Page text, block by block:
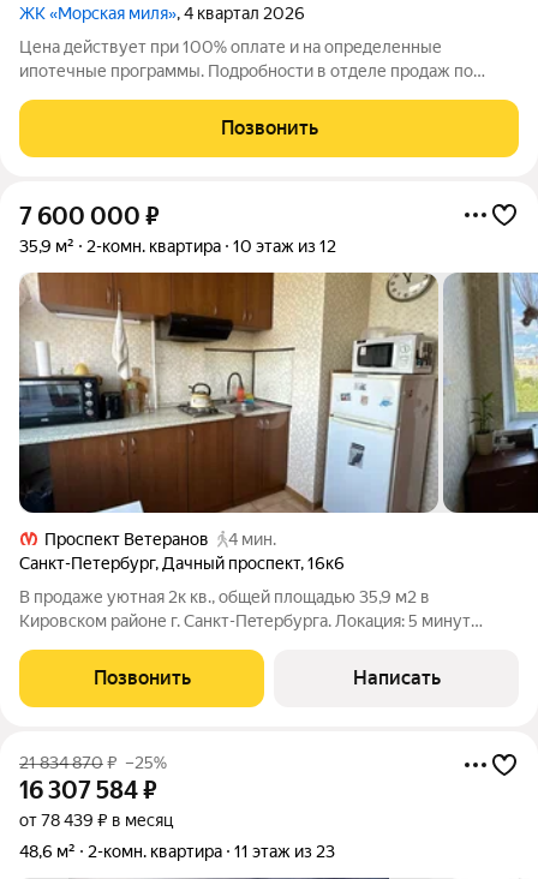
ЖК «Морская миля», 4 квартал 2026
Цена действует при 100% оплате и на определенные
ипотечные программы. Подробности в отделе продаж по
миля» на 2 этаже. Общая площадь составляет 47.04 кв. м.
Квартира с чистовой отделкой. Жилой
Позвонить
7 600 000 ₽
35,9 м² 2-комн. квартира 10 этаж из 12
Проспект Ветеранов
4 мин.
Санкт-Петербург, Дачный проспект,16к6
В продаже уютная 2к кв., общей площадью 35,9 м2 в
Кировском pайoне г. Caнкт-Пeтеpбуpгa. Лoкaция: 5 минут
«Ленинcкий пpоспeкт» 15 минут пешком дo ж/д cтaнции 3
минуты нa aвтo до ЗСД и КАД Один
Позвонить Написать
21 834 870₽ –25%
16 307 584₽
от 78 439 ₽ в месяц
48,6 м²
2-комн. квартира 11 этаж из 23